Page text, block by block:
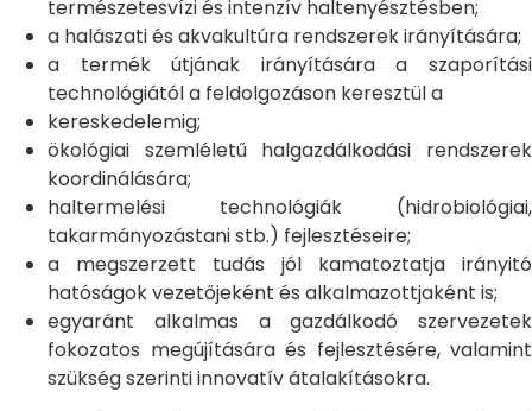
természetesvízi és intenzív haltenyésztésben;
a halászati és akvakultúra rendszerek irányítására;
a termék útjának irányítására a szaporítási
technológiától a feldolgozáson keresztül a
kereskedelemig;
ökológiai szemléletű halgazdálkodási rendszerek
koordinálására;
haltermelési technológiák (hidrobiológiai,
takarmányozástani stb.) fejlesztéseire;
a megszerzett tudás jól kamatoztatja irányitó
hatóságok vezetőjeként és alkalmazottjaként is;
egyaránt alkalmas a gazdálkodó szervezetek
fokozatos megújítására és fejlesztésére, valamint
szükség szerinti innovatív átalakításokra.